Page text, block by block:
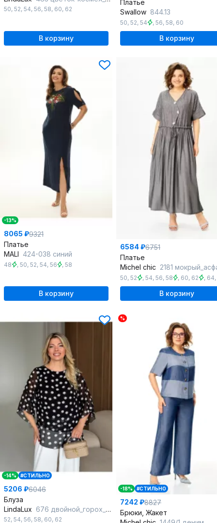
50, 52, 54, 56, 58, 60, 62
В корзину
Платье
Swallow 844.13
50, 52, 54 , 56, 58, 60
В корзину
-13%
8065 ₽9321
Платье
MALI 424-038 синий
48 , 50, 52, 54, 56 , 58
В корзину
6584 ₽6751
Платье
Michel chic 2181
50, 52 , 54, 56, 58 , 60, 62 , 64,
В корзину
-14% #СТИЛЬНО
5206 ₽6046
Блуза
LindaLux 676 двойной_горох_горох_черный
52, 54, 56, 58, 60, 62
%
-18% #СТИЛЬНО
7242 ₽8827
Брюки, Жакет